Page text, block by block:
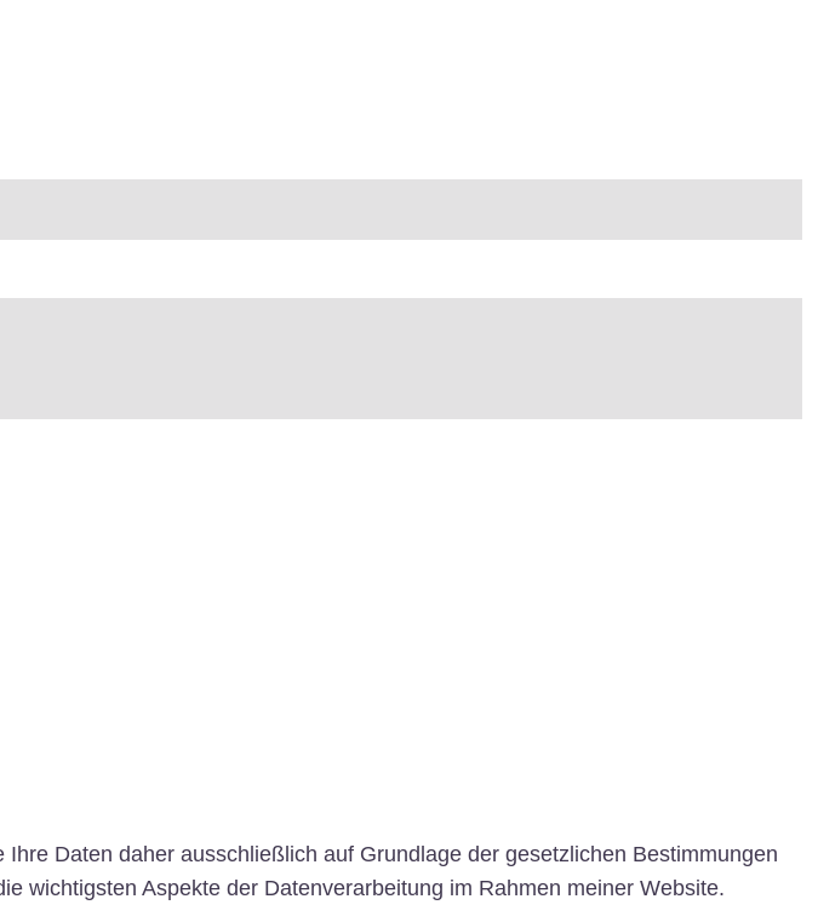
Daten daher ausschließlich auf Grundlage der gesetzlichen Bestimmungen
wichtigsten Aspekte der Datenverarbeitung im Rahmen meiner Website.